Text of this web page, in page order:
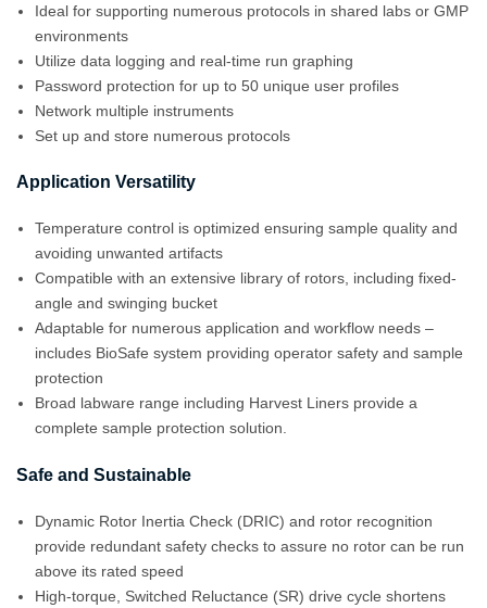
Ideal for supporting numerous protocols in shared labs or GMP
environments
Utilize data logging and real-time run graphing
Password protection for up to 50 unique user profiles
Network multiple instruments
Set up and store numerous protocols
Application Versatility
Temperature control is optimized ensuring sample quality and
avoiding unwanted artifacts
Compatible with an extensive library of rotors, including fixed-
angle and swinging bucket
Adaptable for numerous application and workflow needs –
includes BioSafe system providing operator safety and sample
protection
Broad labware range including Harvest Liners provide a
complete sample protection solution.
Safe and Sustainable
Dynamic Rotor Inertia Check (DRIC) and rotor recognition
provide redundant safety checks to assure no rotor can be run
above its rated speed
High-torque, Switched Reluctance (SR) drive cycle shortens